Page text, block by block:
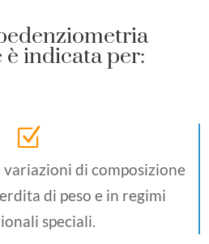
è indicata per:
Z
di composizione
di peso e in regimi
speciali.